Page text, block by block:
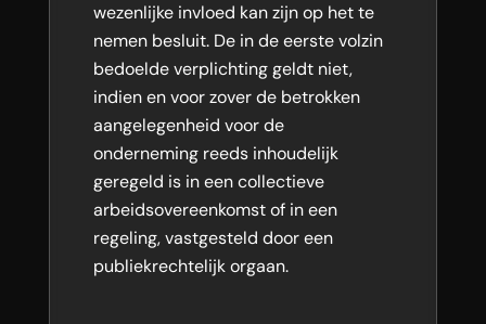
wezenlijke invloed kan zijn op het te
nemen besluit. De in de eerste volzin
bedoelde verplichting geldt niet,
indien en voor zover de betrokken
aangelegenheid voor de
onderneming reeds inhoudelijk
geregeld is in een collectieve
arbeidsovereenkomst of in een
regeling, vastgesteld door een
publiekrechtelijk orgaan.